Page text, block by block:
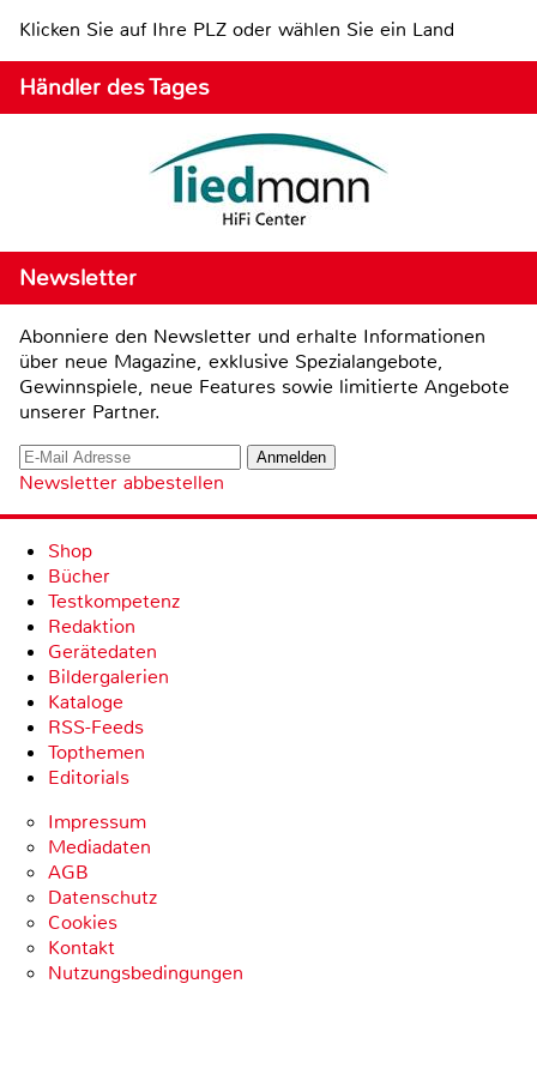
Klicken Sie auf Ihre PLZ oder wählen Sie ein Land
Händler des Tages
Newsletter
Abonniere den Newsletter und erhalte Informationen
über neue Magazine, exklusive Spezialangebote,
Gewinnspiele, neue Features sowie limitierte Angebote
unserer Partner.
Newsletter abbestellen
Shop
Bücher
Testkompetenz
Redaktion
Gerätedaten
Bildergalerien
Kataloge
RSS-Feeds
Topthemen
Editorials
Impressum
Mediadaten
AGB
Datenschutz
Cookies
Kontakt
Nutzungsbedingungen